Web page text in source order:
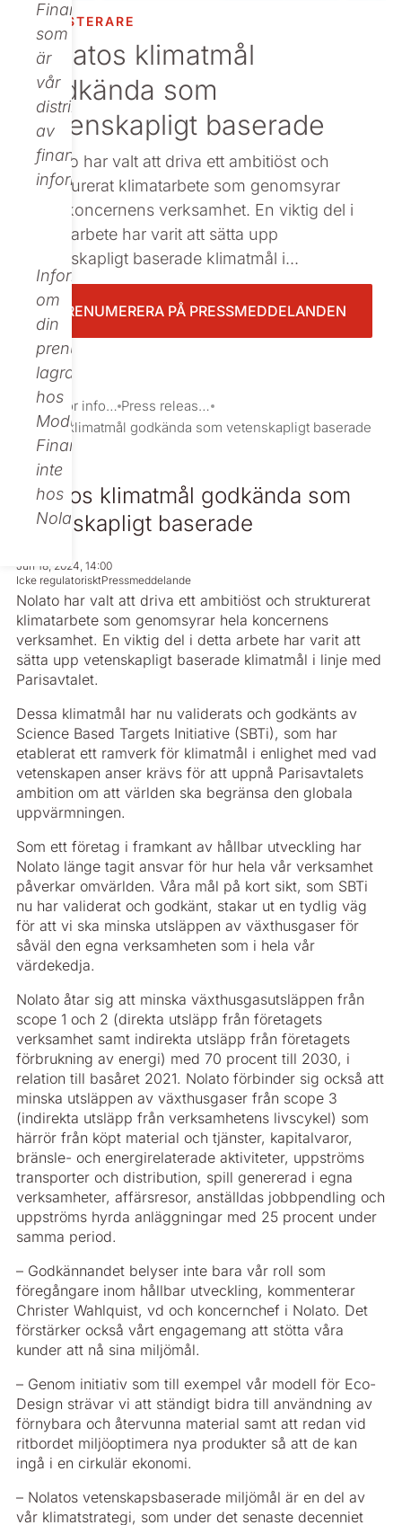
Finance,
som
är
vår
distributör
av
finansiell
information.
Informationen
om
din
prenumeration
lagras
hos
Modular
Finance,
inte
hos
Nolato.
INVESTERARE
Nolatos klimatmål
godkända som
vetenskapligt baserade
Nolato har valt att driva ett ambitiöst och
strukturerat klimatarbete som genomsyrar
hela koncernens verksamhet. En viktig del i
detta arbete har varit att sätta upp
vetenskapligt baserade klimatmål i...
PRENUMERERA PÅ PRESSMEDDELANDEN
Investor information
Press releases
Nolatos klimatmål godkända som vetenskapligt baserade
Nolatos klimatmål godkända som
vetenskapligt baserade
Jun 18, 2024, 14:00
Icke regulatorisktPressmeddelande
Nolato har valt att driva ett ambitiöst och strukturerat
klimatarbete som genomsyrar hela koncernens
verksamhet. En viktig del i detta arbete har varit att
sätta upp vetenskapligt baserade klimatmål i linje med
Parisavtalet.
Dessa klimatmål har nu validerats och godkänts av
Science Based Targets Initiative (SBTi), som har
etablerat ett ramverk för klimatmål i enlighet med vad
vetenskapen anser krävs för att uppnå Parisavtalets
ambition om att världen ska begränsa den globala
uppvärmningen.
Som ett företag i framkant av hållbar utveckling har
Nolato länge tagit ansvar för hur hela vår verksamhet
påverkar omvärlden. Våra mål på kort sikt, som SBTi
nu har validerat och godkänt, stakar ut en tydlig väg
för att vi ska minska utsläppen av växthusgaser för
såväl den egna verksamheten som i hela vår
värdekedja.
Nolato åtar sig att minska växthusgasutsläppen från
scope 1 och 2 (direkta utsläpp från företagets
verksamhet samt indirekta utsläpp från företagets
förbrukning av energi) med 70 procent till 2030, i
relation till basåret 2021. Nolato förbinder sig också att
minska utsläppen av växthusgaser från scope 3
(indirekta utsläpp från verksamhetens livscykel) som
härrör från köpt material och tjänster, kapitalvaror,
bränsle- och energirelaterade aktiviteter, uppströms
transporter och distribution, spill genererad i egna
verksamheter, affärsresor, anställdas jobbpendling och
uppströms hyrda anläggningar med 25 procent under
samma period.
– Godkännandet belyser inte bara vår roll som
föregångare inom hållbar utveckling, kommenterar
Christer Wahlquist, vd och koncernchef i Nolato. Det
förstärker också vårt engagemang att stötta våra
kunder att nå sina miljömål.
– Genom initiativ som till exempel vår modell för Eco-
Design strävar vi att ständigt bidra till användning av
förnybara och återvunna material samt att redan vid
ritbordet miljöoptimera nya produkter så att de kan
ingå i en cirkulär ekonomi.
– Nolatos vetenskapsbaserade miljömål är en del av
vår klimatstrategi, som under det senaste decenniet